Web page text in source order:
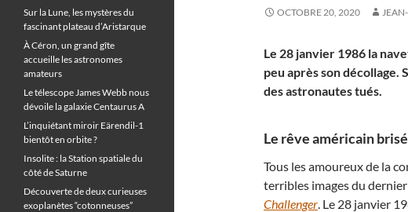
OCTOBRE 20, 2020
Le 28 janvier 1986 la
peu après son
des astronautes tués.
Le rêve américain
Tous les amoureux de la
terribles images du
Challenger. Le 28 janvier
Sur la Lune, les mystères du
fascinant plateau d’Aristarque
À Céron, un grand gîte
accueille les astronomes
amateurs
Le télescope James Webb nous
dévoile la galaxie Centaurus A
L’inquiétant miroir Eärendil-1
bientôt en orbite ?
Insolite : la Station spatiale du
côté de Saturne
Découverte de deux curieuses
exoplanètes “cotonneuses”